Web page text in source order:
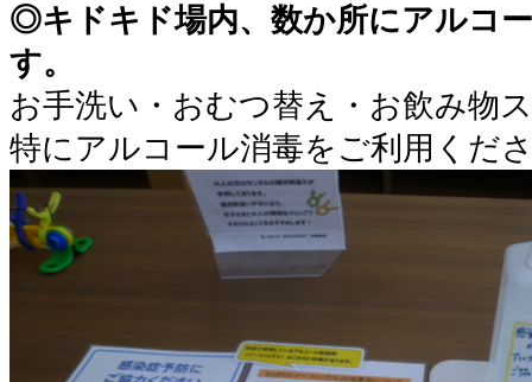
◎キドキド場内、数か所にアルコ
す。
お手洗い・おむつ替え・お飲み物
特にアルコール消毒をご利用くだ